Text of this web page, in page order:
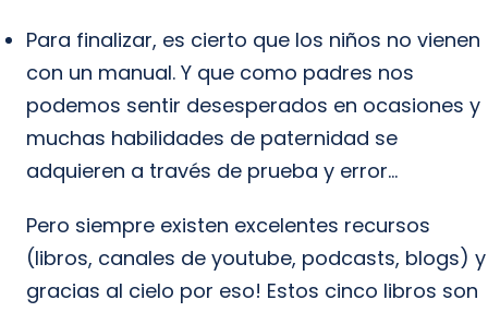
Para finalizar, es cierto que los niños no vienen
con un manual. Y que como padres nos
podemos sentir desesperados en ocasiones y
muchas habilidades de paternidad se
adquieren a través de prueba y error…
Pero siempre existen excelentes recursos
(libros, canales de youtube, podcasts, blogs) y
gracias al cielo por eso! Estos cinco libros son